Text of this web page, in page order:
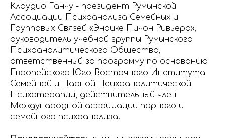
Клаудио Ганчу - президент Румынской
Ассоциации Психоанализа Семейных и
Групповых Связей «Энрике Пичон Ривьера»,
руководитель учебной группы Румынского
Психоаналитического Общества,
ответственный за программу по основанию
Европейского Юго-Восточного Института
Семейной и Парной Психоаналитической
Психотерапии, действительный член
Международной ассоциации парного и
семейного психоанализа.